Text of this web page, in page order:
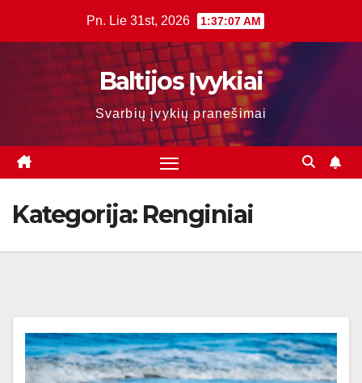
Pn. Lie 31st, 2026 1:37:08 AM
Baltijos Įvykiai
Svarbių įvykių pranešimai
Kategorija: Renginiai